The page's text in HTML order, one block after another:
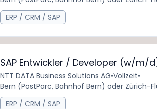
ERP / CRM / SAP
SAP Entwickler / Developer (w/m/
NTT DATA Business Solutions AG•Vollzeit•
Bern (PostParc, Bahnhof Bern) oder Zürich-
ERP / CRM / SAP